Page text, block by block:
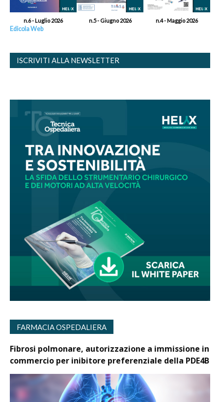
n.6 - Luglio 2026 n.5 - Giugno 2026 n.4 - Maggio 2026
Edicola Web
ISCRIVITI ALLA NEWSLETTER
FARMACIA OSPEDALIERA
Fibrosi polmonare, autorizzazione a immissione in
commercio per inibitore preferenziale della PDE4B